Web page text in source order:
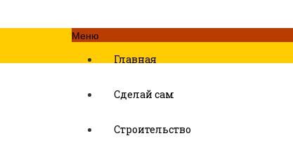
Меню
Главная
Сделай сам
Строительство